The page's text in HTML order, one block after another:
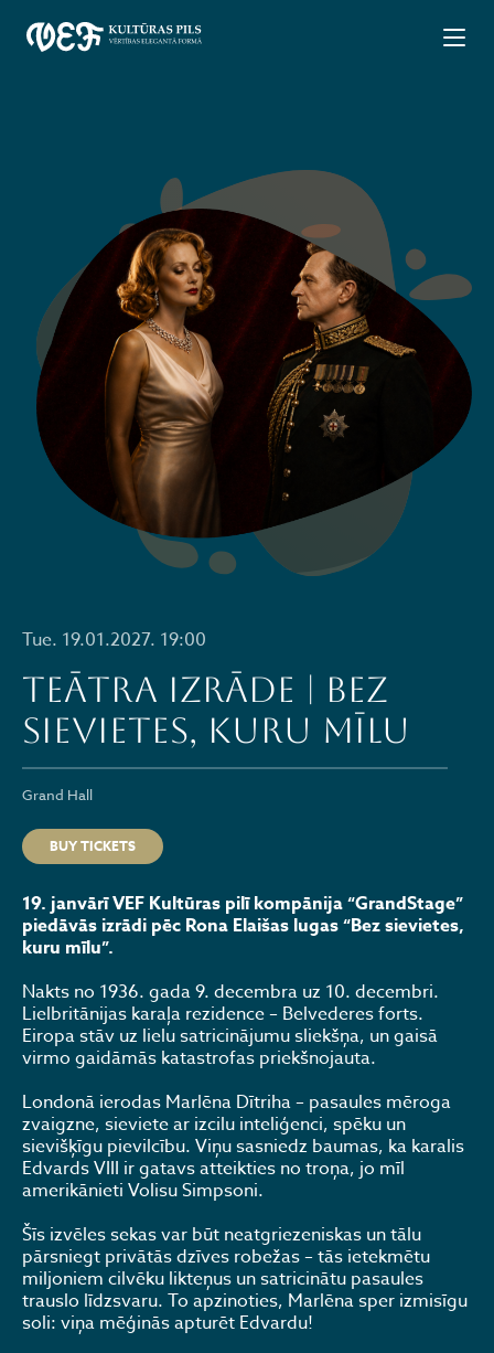
Tue. 19.01.2027. 19:00
Teātra izrāde | Bez
sievietes, kuru mīlu
Grand Hall
BUY TICKETS
19. janvārī VEF Kultūras pilī kompānija “GrandStage”
piedāvās izrādi pēc Rona Elaišas lugas “Bez sievietes,
kuru mīlu”.
Nakts no 1936. gada 9. decembra uz 10. decembri.
Lielbritānijas karaļa rezidence – Belvederes forts.
Eiropa stāv uz lielu satricinājumu sliekšņa, un gaisā
virmo gaidāmās katastrofas priekšnojauta.
Londonā ierodas Marlēna Dītriha – pasaules mēroga
zvaigzne, sieviete ar izcilu inteliģenci, spēku un
sievišķīgu pievilcību. Viņu sasniedz baumas, ka karalis
Edvards VIII ir gatavs atteikties no troņa, jo mīl
amerikānieti Volisu Simpsoni.
Šīs izvēles sekas var būt neatgriezeniskas un tālu
pārsniegt privātās dzīves robežas – tās ietekmētu
miljoniem cilvēku likteņus un satricinātu pasaules
trauslo līdzsvaru. To apzinoties, Marlēna sper izmisīgu
soli: viņa mēģinās apturēt Edvardu!